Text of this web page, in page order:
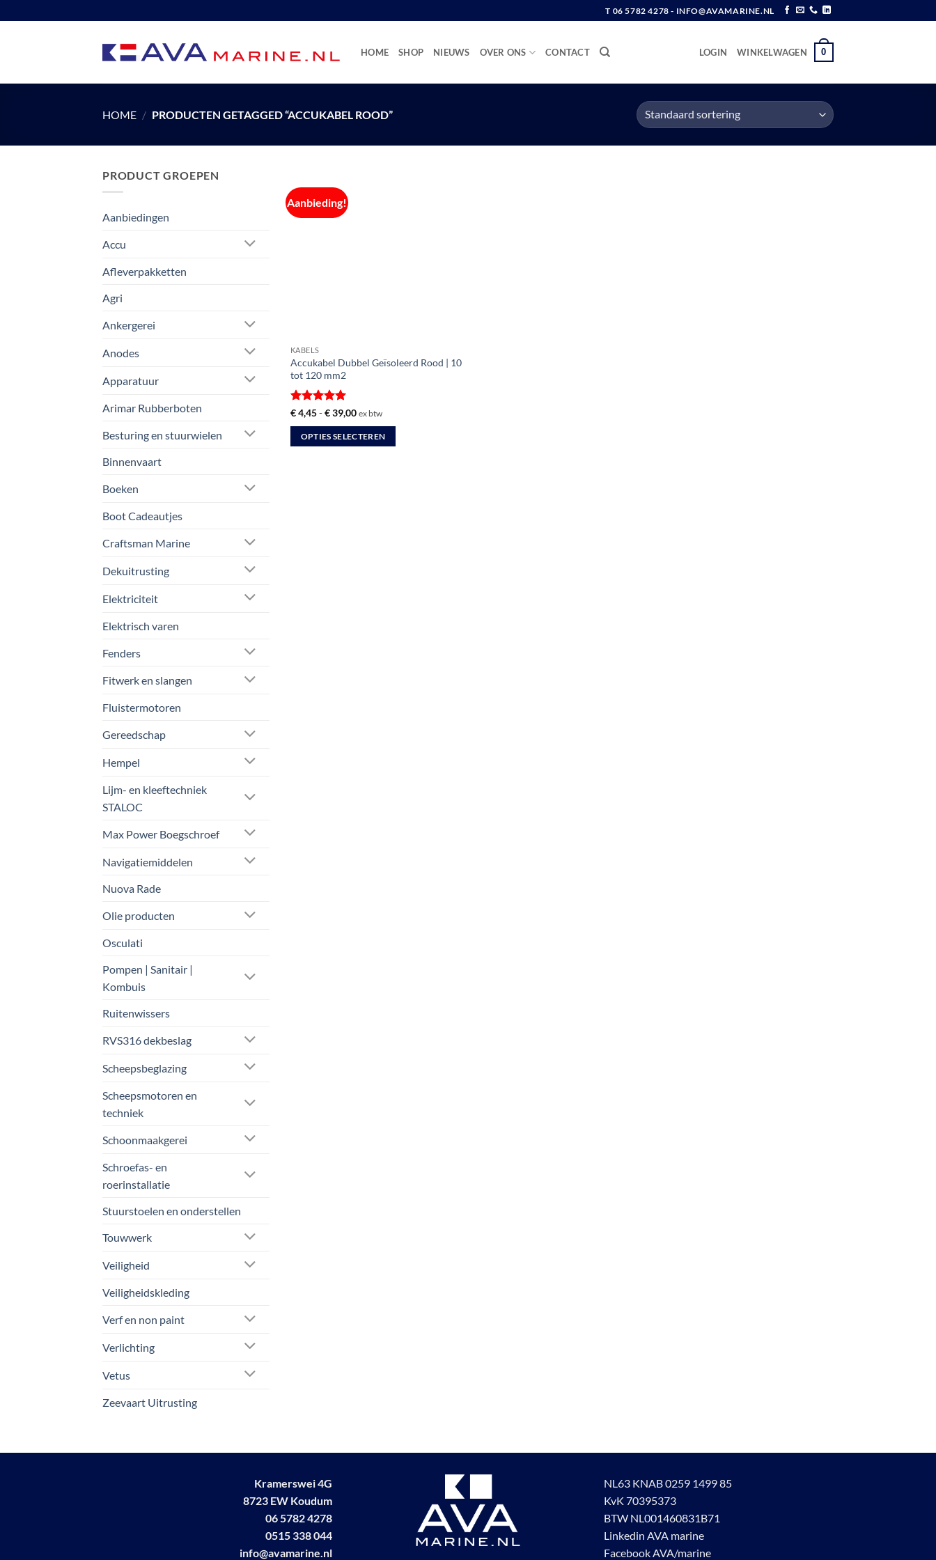
naar
T 06 5782 4278 - INFO@AVAMARINE.NL
HOME SHOP NIEUWS OVER ONS CONTACT LOGIN WINKELWAGEN 0
HOME / PRODUCTEN GETAGGED “ACCUKABEL ROOD”
PRODUCT GROEPEN
Aanbiedingen
Accu
Afleverpakketten
Agri
Ankergerei
Anodes
Apparatuur
Arimar Rubberboten
Besturing en stuurwielen
Binnenvaart
Boeken
Boot Cadeautjes
Craftsman Marine
Dekuitrusting
Elektriciteit
Elektrisch varen
Fenders
Fitwerk en slangen
Fluistermotoren
Gereedschap
Hempel
Lijm- en kleeftechniek
STALOC
Max Power Boegschroef
Navigatiemiddelen
Nuova Rade
Olie producten
Osculati
Pompen | Sanitair |
Kombuis
Ruitenwissers
RVS316 dekbeslag
Scheepsbeglazing
Scheepsmotoren en
techniek
Schoonmaakgerei
Schroefas- en
roerinstallatie
Stuurstoelen en onderstellen
Touwwerk
Veiligheid
Veiligheidskleding
Verf en non paint
Verlichting
Vetus
Zeevaart Uitrusting
Aanbieding!
KABELS
Accukabel Dubbel Geïsoleerd Rood | 10
tot 120 mm2
Gewaardeerd
€4,45-€39,00Prijsklasse:
tot
€ 39,00
ex btw
OPTIES SELECTEREN
Kramerswei 4G
8723 EW Koudum
06 5782 4278
0515 338 044
info@avamarine.nl
NL63 KNAB 0259 1499 85
KvK 70395373
BTW NL001460831B71
Linkedin AVA marine
Facebook AVA/marine